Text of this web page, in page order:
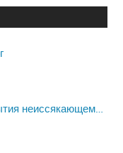
неиссякающем…